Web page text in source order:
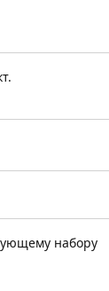
набору